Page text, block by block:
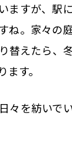
ますが、駅
ね。家々の
替えたら、
す。
々を紡いで